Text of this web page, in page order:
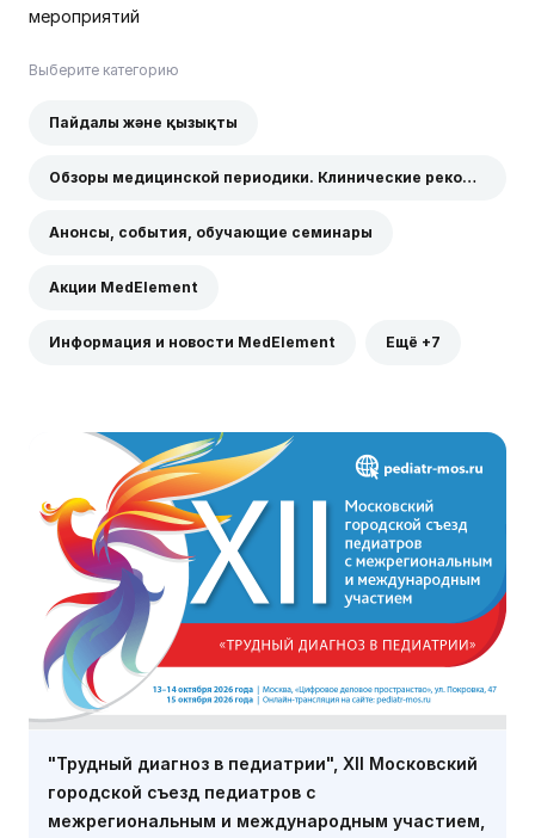
мероприятий
Выберите категорию
Пайдалы және қызықты
Обзоры медицинской периодики. Клинические рекомендации
Анонсы, события, обучающие семинары
Акции MedElement
Информация и новости MedElement Ещё +7
"Трудный диагноз в педиатрии", XII Московский
городской съезд педиатров с
межрегиональным и международным участием,